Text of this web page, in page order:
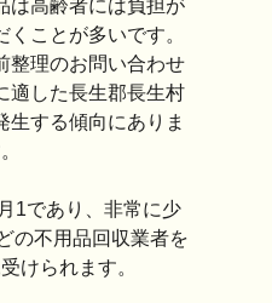
は高齢者には負担が
ことが多いです。
整理のお問い合わせ
適した長生郡長生村
生する傾向にありま
1であり、非常に少
の不用品回収業者を
けられます。